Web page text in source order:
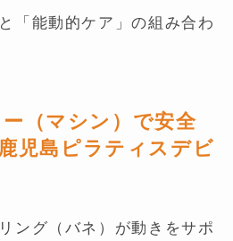
「能動的ケア」の組み合わ
（マシン）で安全
児島ピラティスデビ
ング（バネ）が動きをサポ